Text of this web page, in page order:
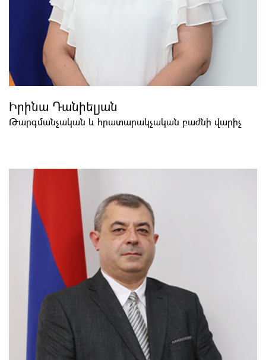
Իրինա Դանիելյան
Թարգմանչական և հրատարակչական բաժնի վարիչ